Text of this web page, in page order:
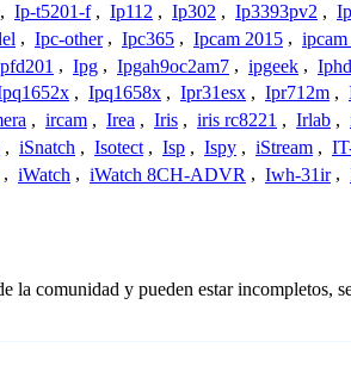
, Ip-t5201-f , Ip112 , Ip302 , Ip3393pv2 ,
, Ipc-other , Ipc365 , Ipcam 2015 ,
, Ipg , Ipgah9oc2am7 , ipgeek ,
, Ipq1658x , Ipr31esx , Ipr712m ,
, ircam , Irea , Iris , iris rc8221 , Irlab ,
, iSnatch , Isotect , Isp , Ispy , iStream ,
, iWatch , iWatch 8CH-ADVR , Iwh-31ir ,
comunidad y pueden estar incompletos,